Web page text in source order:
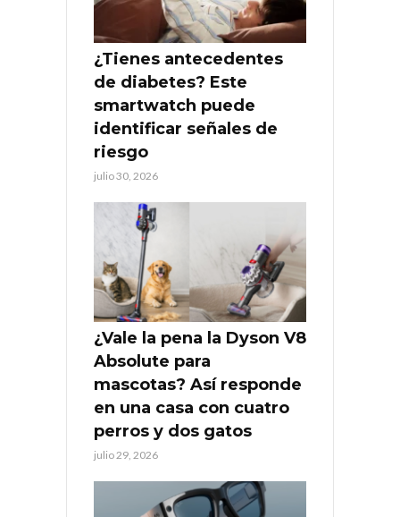
¿Tienes antecedentes
de diabetes? Este
smartwatch puede
identificar señales de
riesgo
julio 30, 2026
¿Vale la pena la Dyson V8
Absolute para
mascotas? Así responde
en una casa con cuatro
perros y dos gatos
julio 29, 2026